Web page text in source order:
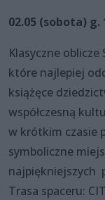
02.05 (sobota) g.
Klasyczne
które najlepiej
książęce
współczesną
w krótkim czasie
symboliczne
najpiękniejszych
Trasa spaceru: